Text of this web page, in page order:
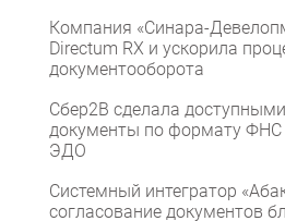
Компания «Синара-
Directum RX и ускорила
документооборота
Сбер2B сделала
документы по формату ФНС
ЭДО
Системный интегратор
согласование документов